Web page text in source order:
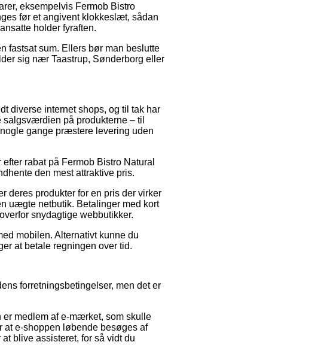
eksempelvis Fermob Bistro
før et angivent klokkeslæt, sådan
holder fyraften.
fastsat sum. Ellers bør man beslutte
sig nær Taastrup, Sønderborg eller
diverse internet shops, og til tak har
på produkterne – til
gange præstere levering uden
rabat på Fermob Bistro Natural
den mest attraktive pris.
deres produkter for en pris der virker
uægte netbutik. Betalinger med kort
snydagtige webbutikker.
mobilen. Alternativt kunne du
at betale regningen over tid.
forretningsbetingelser, men det er
medlem af e-mærket, som skulle
e-shoppen løbende besøges af
blive assisteret, for så vidt du